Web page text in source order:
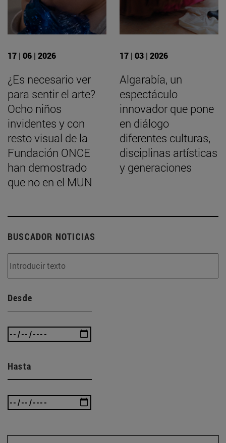
17 | 06 | 2026
¿Es necesario ver
para sentir el arte?
Ocho niños
invidentes y con
resto visual de la
Fundación ONCE
han demostrado
que no en el MUN
17 | 03 | 2026
Algarabía, un
espectáculo
innovador que pone
en diálogo
diferentes culturas,
disciplinas artísticas
y generaciones
BUSCADOR NOTICIAS
Desde
Hasta